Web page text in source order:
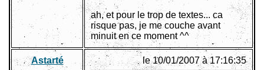
ah, et pour le trop de textes... ca
risque pas, je me couche avant
minuit en ce moment ^^
Astarté le 10/01/2007 à 17:16:35